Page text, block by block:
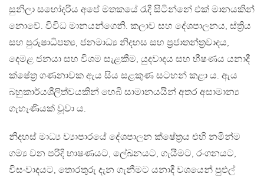
සුනිලා සහෝදරිය අපේ මතකයේ රැදී සිටින්නේ එක් මානයකින්
නොවේ. විවිධ මානයන්ගෙනි. කලාව සහ දේශපාලනය, ස්ත්‍රිය
සහ පුරුෂාධිපත්‍ය, ජනමාධ්‍ය නිදහස සහ ප්‍රජාතන්ත්‍රවාදය,
දෙමළ ජනයා සහ විශම සැළකීම, යුදවාදය සහ භීෂණය යනාදී
ක්ෂේත්‍ර ගණනාවක ඇය සිය සළකුණ සටහන් කළා ය. ඇය
බහුකාර්යශීලිත්වයකින් හෙබි සාමානයයින් අතර අසාමාන්‍ය
ගැහැණියක් වූවා ය.
නිදහස් මාධ්‍ය ව්‍යාපාරයේ දේශපාලන ක්ෂේත්‍රය එහි නමින්ම
ගම්‍ය වන පරිදි භාෂණයට, ලේඛනයට, ගැයීමට, රංගනයට,
විසංවාදයට, තොරතුරු දැන ගැනීමට යනාදී වශයෙන් පුළුල්